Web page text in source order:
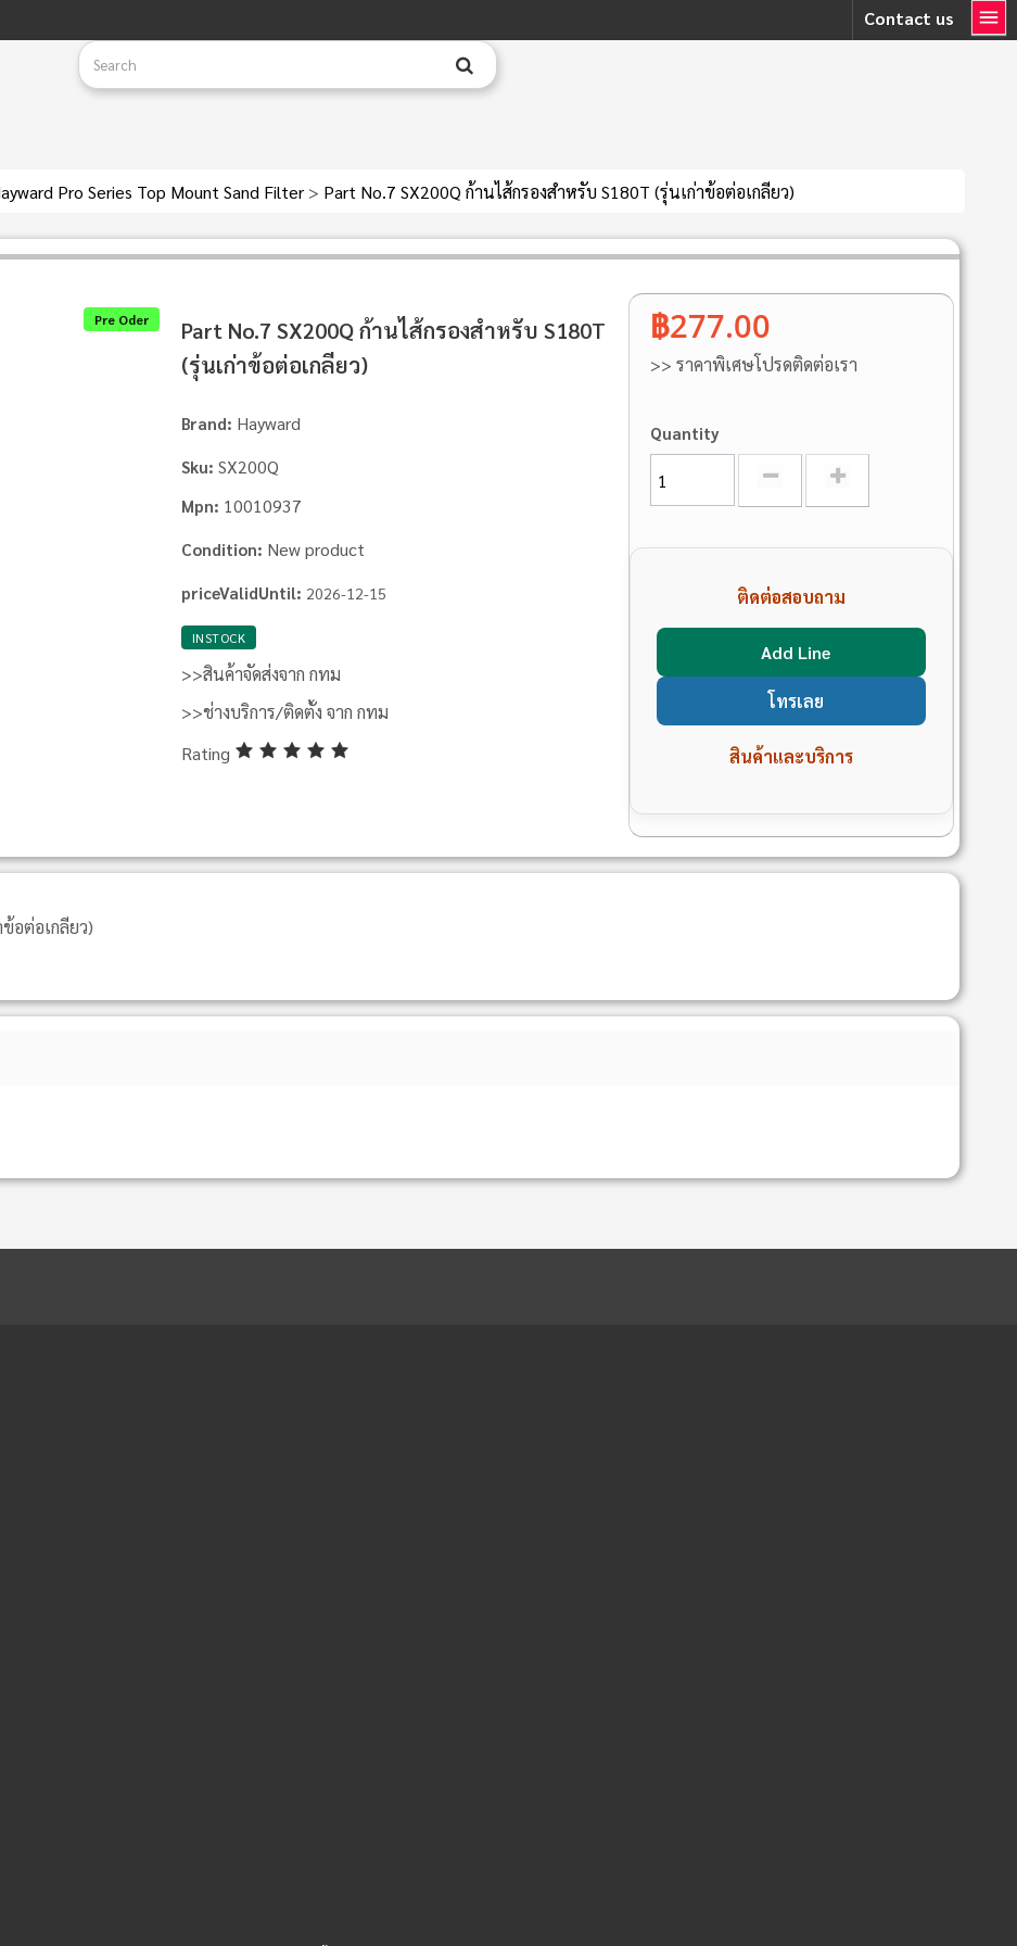
Contact us
Pro Series Top Mount Sand Filter > Part No.7 SX200Q ก้านไส้กรองสําหรับ S180T (รุ่นเก่าข้อต่อเกลียว)
Pre Oder
Part No.7 SX200Q ก้านไส้กรองสําหรับ S180T
(รุ่นเก่าข้อต่อเกลียว)
Brand: Hayward
Sku: SX200Q
Mpn: 10010937
Condition: New product
priceValidUntil: 2026-12-15
INSTOCK
>>สินค้าจัดส่งจาก กทม
>>ช่างบริการ/ติดตั้ง จาก กทม
Rating
฿277.00
>> ราคาพิเศษโปรดติดต่อเรา
Quantity
ติดต่อสอบถาม
Add Line
โทรเลย
สินค้าและบริการ
อต่อเกลียว)